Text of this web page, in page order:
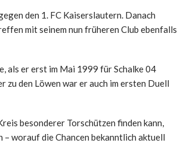
den 1. FC Kaiserslautern. Danach
mit seinem nun früheren Club ebenfalls
als er erst im Mai 1999 für Schalke 04
zu den Löwen war er auch im ersten Duell
besonderer Torschützen finden kann,
– worauf die Chancen bekanntlich aktuell